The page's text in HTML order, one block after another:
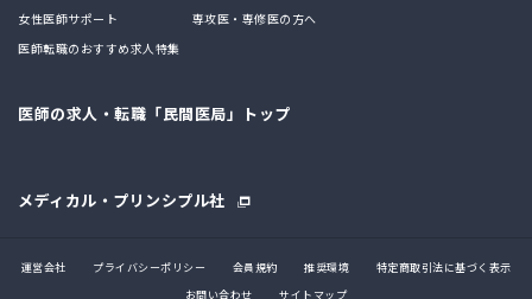
女性医師サポート
専攻医・専修医の方へ
医師転職のおすすめ求人特集
医師の求人・転職「民間医局」トップ
メディカル・プリンシプル社
運営会社 プライバシーポリシー 会員規約 推奨環境
特定商取引法に基づく表示
お問い合わせ
サイトマップ